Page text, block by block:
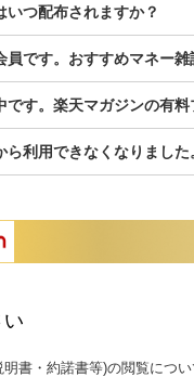
つ配布されますか？
員です。おすすめマネー
です。楽天マガジンの有
ら利用できなくなりまし
書・約諾書等)の閲覧につ